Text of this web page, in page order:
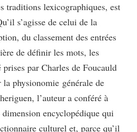
traditions lexicographiques, est
s’agisse de celui de la
du classement des entrées
de définir les mots, les
par Charles de Foucauld
physionomie générale de
l’auteur a conféré à
encyclopédique qui
culturel et, parce qu’il